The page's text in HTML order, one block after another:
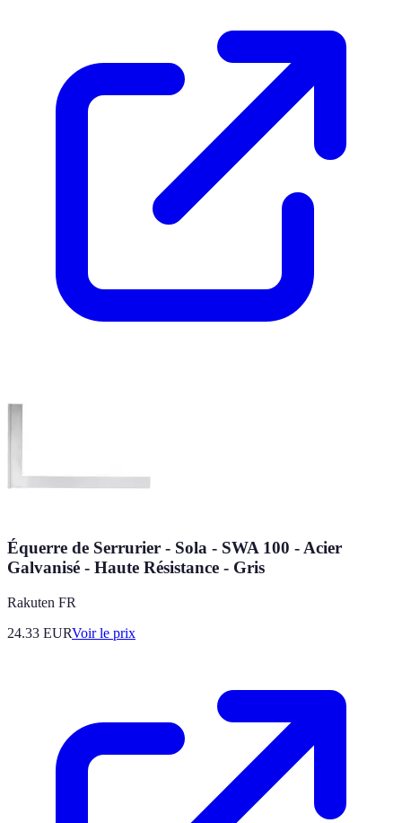
Équerre de Serrurier - Sola - SWA 100 - Acier
Galvanisé - Haute Résistance - Gris
Rakuten FR
24.33 EURVoir le prix